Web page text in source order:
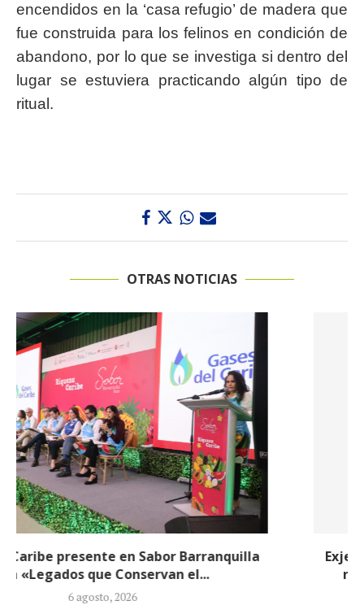
encendidos en la ‘casa refugio’ de madera que
fue construida para los felinos en condición de
abandono, por lo que se investiga si dentro del
lugar se estuviera practicando algún tipo de
ritual.
OTRAS NOTICIAS
Exjefe paramilitar Saúl Severini hizo explosivas
revelaciones ante la JEP sobre presuntos...